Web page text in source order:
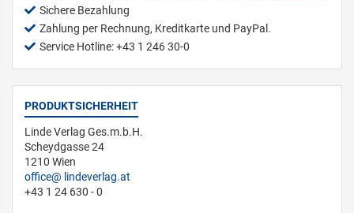
Sichere Bezahlung
Zahlung per Rechnung, Kreditkarte und PayPal.
Service Hotline: +43 1 246 30-0
PRODUKTSICHERHEIT
Linde Verlag Ges.m.b.H.
Scheydgasse 24
1210 Wien
office
lindeverlag.at
+43 1 24 630 - 0